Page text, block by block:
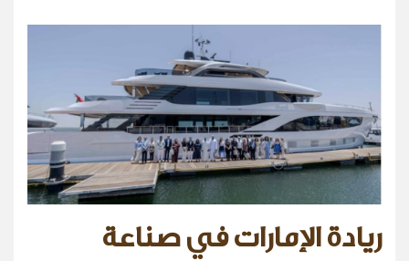
ريادة الإمارات في صناعة